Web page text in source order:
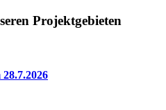
Projektgebieten